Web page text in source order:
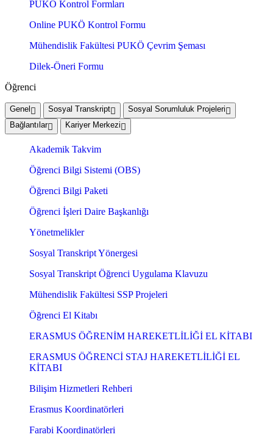
PUKÖ Kontrol Formları
Online PUKÖ Kontrol Formu
Mühendislik Fakültesi PUKÖ Çevrim Şeması
Dilek-Öneri Formu
Öğrenci
Genel Sosyal Transkript
Sosyal Sorumluluk Projeleri
Bağlantılar
Kariyer Merkezi
Akademik Takvim
Öğrenci Bilgi Sistemi (OBS)
Öğrenci Bilgi Paketi
Öğrenci İşleri Daire Başkanlığı
Yönetmelikler
Sosyal Transkript Yönergesi
Sosyal Transkript Öğrenci Uygulama Klavuzu
Mühendislik Fakültesi SSP Projeleri
Öğrenci El Kitabı
ERASMUS ÖĞRENİM HAREKETLİLİĞİ EL KİTABI
ERASMUS ÖĞRENCİ STAJ HAREKETLİLİĞİ EL
KİTABI
Bilişim Hizmetleri Rehberi
Erasmus Koordinatörleri
Farabi Koordinatörleri